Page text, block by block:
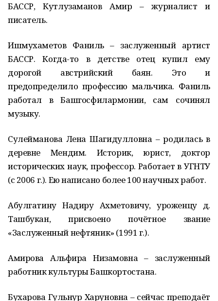
БАССР, Кутлузаманов Амир – журналист и
писатель.
Ишмухаметов Фаниль – заслуженный артист
БАССР. Когда-то в детстве отец купил ему
дорогой австрийский баян. Это и
предопределило профессию мальчика. Фаниль
работал в Башгосфилармонии, сам сочинял
музыку.
Сулейманова Лена Шагидулловна – родилась в
деревне Мендим. Историк, юрист, доктор
исторических наук, профессор. Работает в УГНТУ
(с 2006 г.). Ею написано более 100 научных работ.
Абулгатину Надиру Ахметовичу, уроженцу д.
Ташбукан, присвоено почётное звание
«Заслуженный нефтяник» (1991 г.).
Амирова Альфира Низамовна – заслуженный
работник культуры Башкортостана.
Бухарова Гульнур Харуновна – сейчас преподаёт